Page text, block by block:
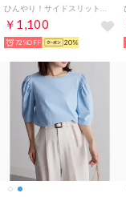
￥1,100
72%OFF 20%